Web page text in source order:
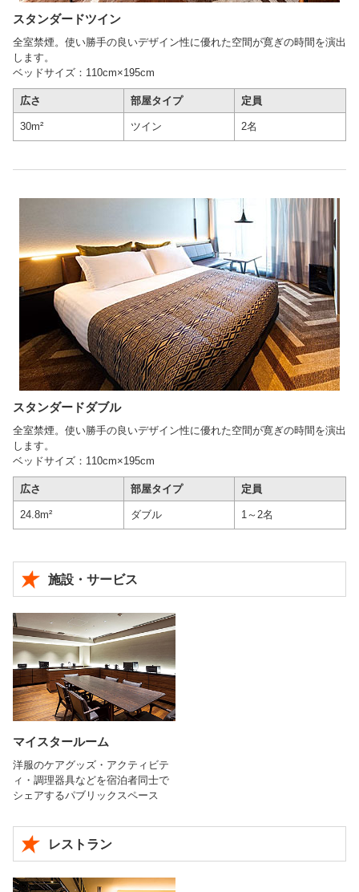
スタンダードツイン
全室禁煙。使い勝手の良いデザイン性に優れた空間が寛ぎの時間を演出
します。
ベッドサイズ：110cm×195cm
広さ 部屋タイプ 定員
30m² ツイン 2名
スタンダードダブル
全室禁煙。使い勝手の良いデザイン性に優れた空間が寛ぎの時間を演出
します。
ベッドサイズ：110cm×195cm
広さ 部屋タイプ 定員
24.8m² ダブル 1～2名
施設・サービス
マイスタールーム
洋服のケアグッズ・アクティビテ
ィ・調理器具などを宿泊者同士で
シェアするパブリックスペース
レストラン